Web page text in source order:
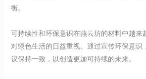
衡。
可持续性和环保意识在燕云坊的材料中越来
对绿色生活的日益重视。通过宣传环保意识
议保持一致，以创造更加可持续的未来。